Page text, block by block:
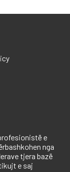
e
nga
tjera bazë
e saj